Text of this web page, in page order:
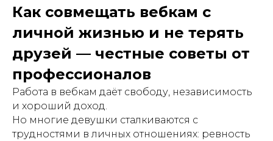
Как совмещать вебкам с
личной жизнью и не терять
друзей — честные советы от
профессионалов
Работа в вебкам даёт свободу, независимость
и хороший доход.
Но многие девушки сталкиваются с
трудностями в личных отношениях: ревность